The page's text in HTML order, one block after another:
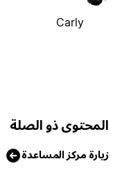
Carly
ذو الصلة
مركز المساعدة